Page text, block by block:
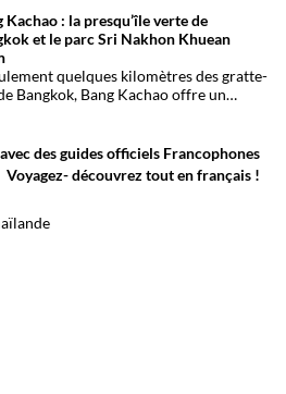
de verdure.
Kachao : la presqu’île verte de
et le parc Sri Nakhon Khuean
quelques kilomètres des gratte-
Bangkok, Bang Kachao offre un
et marché flottant, cette vaste
protégée constitue l’une des plus
escapades nature autour de Bangkok.
de découvrir une Thaïlande plus
des guides officiels Francophones
Voyagez- découvrez tout en français !